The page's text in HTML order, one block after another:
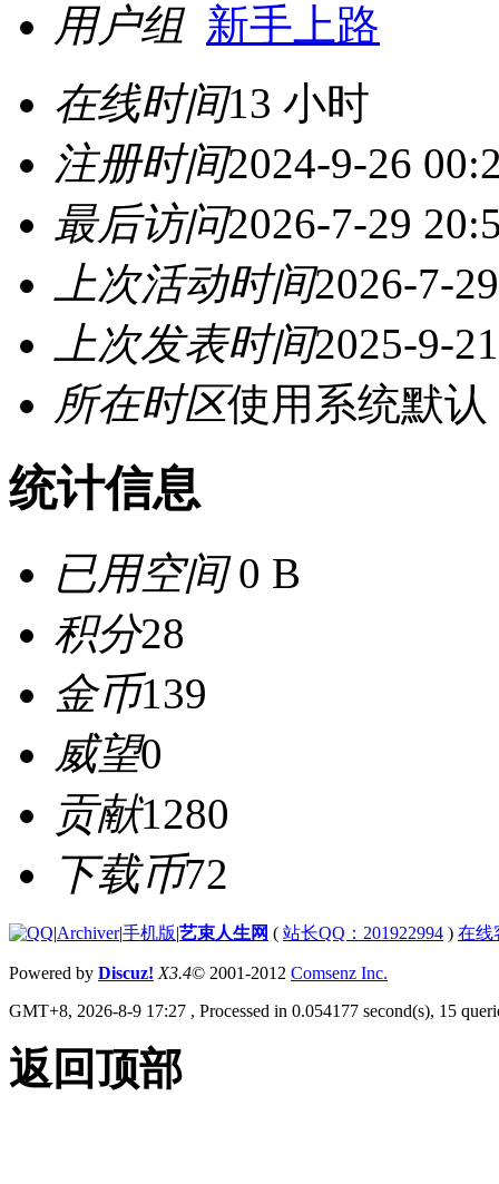
用户组 新手上路
在线时间13 小时
注册时间2024-9-26
最后访问2026-7-29
上次活动时间2026-7-
上次发表时间2025-9-
所在时区使用系统默认
统计信息
已用空间0 B
积分28
金币139
威望0
贡献1280
下载币72
|Archiver|手机版|艺束人生网 ( 站长QQ：201922994 ) 在线
Powered by Discuz! X3.4© 2001-2012 Comsenz Inc.
GMT+8, 2026-8-9 17:27 , Processed in 0.054177 second(s), 15
返回顶部